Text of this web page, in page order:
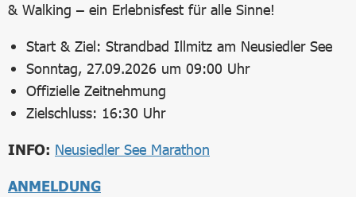
& Walking – ein Erlebnisfest für alle Sinne!
Start & Ziel: Strandbad Illmitz am Neusiedler See
Sonntag, 27.09.2026 um 09:00 Uhr
Offizielle Zeitnehmung
Zielschluss: 16:30 Uhr
INFO: Neusiedler See Marathon
ANMELDUNG